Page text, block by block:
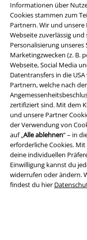
Informationen über
Cookies stammen zum
Partnern. Wir und
Webseite zuverlässig
Personalisierung unseres
Marketingzwecken (z. B.
Webseite, Social Media
Datentransfers in die
Partnern, welche nach
zertifiziert sind. Mit dem
und unsere Partner
der Verwendung von
auf „Alle ablehnen“ – in
erforderliche Cookies.
deine individuellen
Einwilligung kannst du
widerrufen oder ändern.
findest du hier
Rechtliches
AGB
Impressum
Datenschutz
Entsorgung und